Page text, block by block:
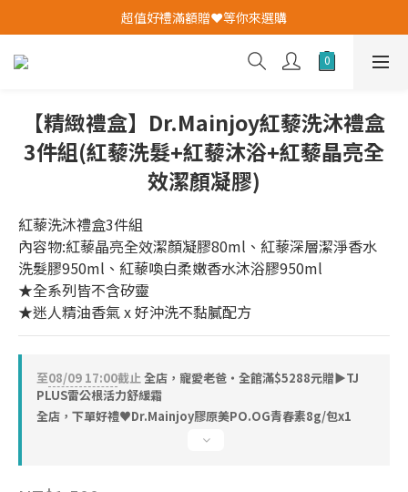
我愛爸爸★全館消費滿$528元免運費(活動至8/10)
超值好禮滿額贈❤️等你來選購
✨加入會員即送購物金✨
【精緻禮盒】Dr.Mainjoy紅藜洗沐禮盒
3件組(紅藜洗髮+紅藜沐浴+紅藜晶亮全
效潔顏凝膠)
紅藜洗沐禮盒3件組
內容物:紅藜晶亮全效潔顏凝膠80ml、紅藜深層潔淨香水
洗髮膠950ml、紅藜喚白柔嫩香水沐浴膠950ml
★全系列皆不含矽靈
★迷人精油香氣 x 好沖洗不黏膩配方
至08/09 17:00截止全店，寵愛老爸・全館滿$5288元贈▶TJ
PLUS雷公根活力舒緩霜
全店，下單好禮♥︎Dr.Mainjoy膠原美PO.OG青春素8g/包x1